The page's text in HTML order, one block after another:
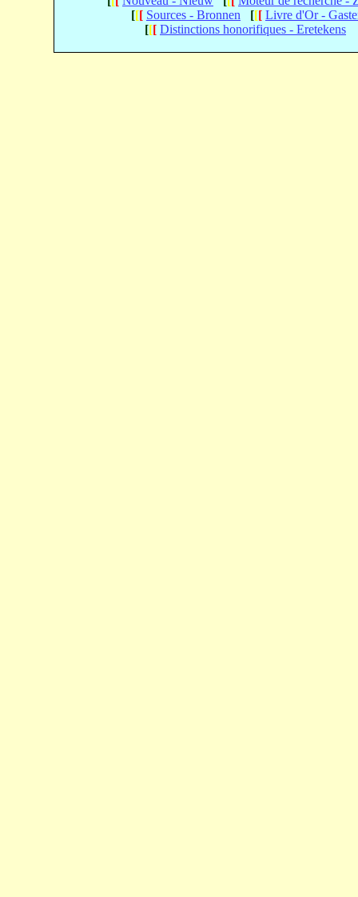
[[[ Sources - Bronnen [[[ Livre d'Or -
[[[ Distinctions honorifiques - Eretekens